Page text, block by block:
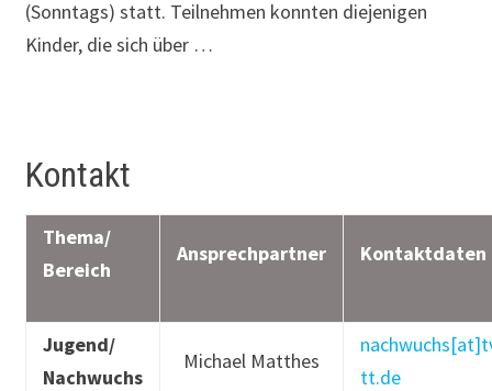
(Sonn­tags) statt. Teilnehmen konnten diejenigen
Kinder, die sich über …
Kontakt
Thema/
Bereich
Ansprechpartner Kontaktdaten
Jugend/
Nachwuchs
Michael Matthes
tt.de